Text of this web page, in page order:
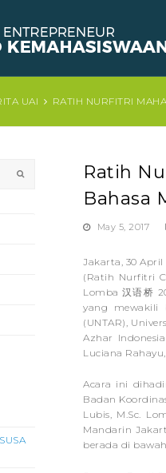
UAI RATIH NURFITRI
Ratih
Bahasa
May 5, 2017
Jakarta, 30
(Ratih Nurfitri
Lomba 汉语桥
yang mewakili
(UNTAR),
Azhar
Luciana
Acara ini
Badan
Lubis, M.Sc.
Mandarin
berada di